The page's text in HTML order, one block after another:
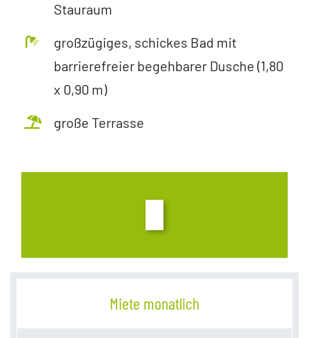
Stauraum
großzügiges, schickes Bad mit
barrierefreier begehbarer Dusche (1,80
x 0,90 m)
große Terrasse
Miete monatlich